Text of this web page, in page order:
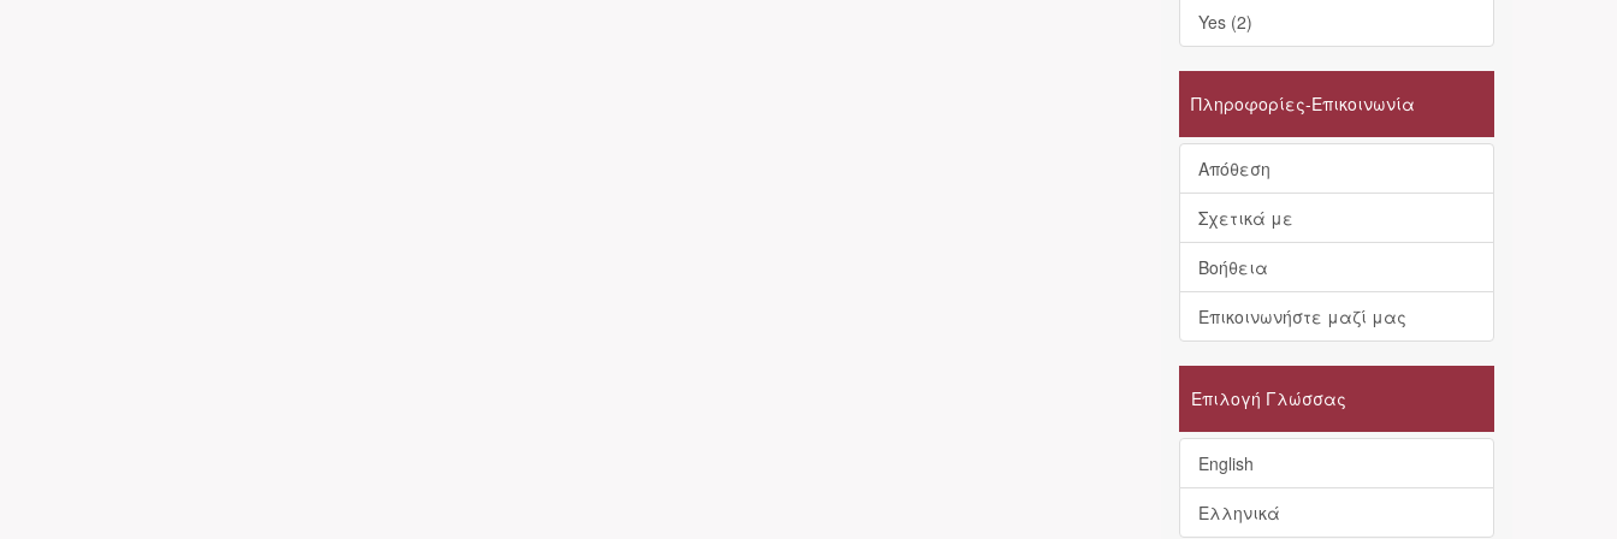
Yes (2)
Πληροφορίες-Επικοινωνία
Απόθεση
Σχετικά με
Βοήθεια
Επικοινωνήστε μαζί μας
Επιλογή Γλώσσας
English
Ελληνικά